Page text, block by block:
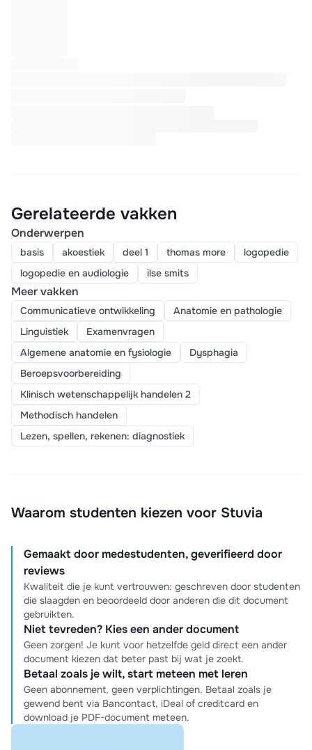
Gerelateerde vakken
Onderwerpen
basis akoestiek deel 1 thomas more
logopedie
logopedie en audiologie
ilse smits
Meer vakken
Communicatieve ontwikkeling
Anatomie en pathologie
Linguistiek
Examenvragen
Algemene anatomie en fysiologie
Dysphagia
Beroepsvoorbereiding
Klinisch wetenschappelijk handelen 2
Methodisch handelen
Lezen, spellen, rekenen: diagnostiek
Waarom studenten kiezen voor Stuvia
Gemaakt door medestudenten, geverifieerd door
reviews
Kwaliteit die je kunt vertrouwen: geschreven door studenten
die slaagden en beoordeeld door anderen die dit document
gebruikten.
Niet tevreden? Kies een ander document
Geen zorgen! Je kunt voor hetzelfde geld direct een ander
document kiezen dat beter past bij wat je zoekt.
Betaal zoals je wilt, start meteen met leren
Geen abonnement, geen verplichtingen. Betaal zoals je
gewend bent via Bancontact, iDeal of creditcard en
download je PDF-document meteen.